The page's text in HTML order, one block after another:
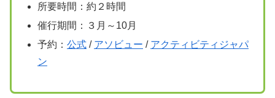
所要時間：約２時間
催行期間：３月～10月
予約： 公式/ アソビュー / アクティビティジャパ
ン